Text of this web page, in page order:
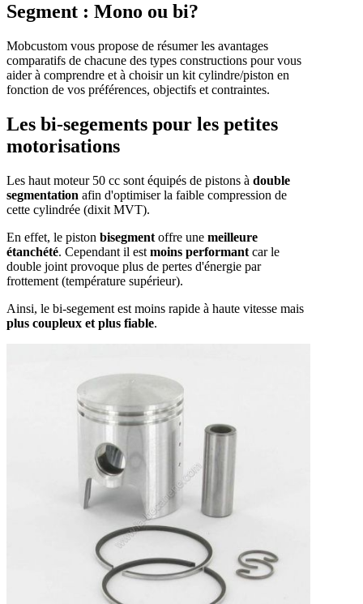
Segment : Mono ou bi?
Mobcustom vous propose de résumer les avantages
comparatifs de chacune des types constructions pour vous
aider à comprendre et à choisir un kit cylindre/piston en
fonction de vos préférences, objectifs et contraintes.
Les bi-segements pour les petites
motorisations
Les haut moteur 50 cc sont équipés de pistons à double
segmentation afin d'optimiser la faible compression de
cette cylindrée (dixit MVT).
En effet, le piston bisegment offre une meilleure
étanchété. Cependant il est moins performant car le
double joint provoque plus de pertes d'énergie par
frottement (température supérieur).
Ainsi, le bi-segement est moins rapide à haute vitesse mais
plus coupleux et plus fiable.